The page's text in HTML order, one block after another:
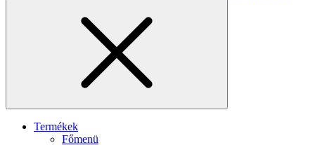
Termékek
Főmenü